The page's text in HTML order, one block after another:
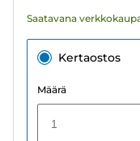
Saatavana
Kertaostos
Määrä
1